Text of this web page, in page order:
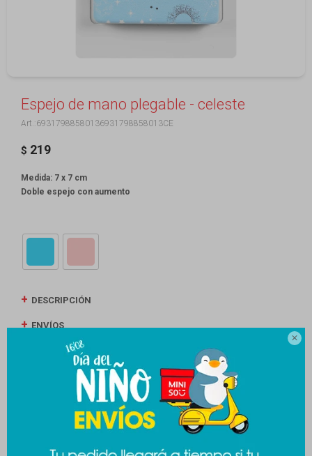

Espejo de mano plegable - celeste
69317988580136931798858013CE
$ 219
Medida: 7 x 7 cm
Doble espejo con aumento
DESCRIPCIÓN
ENVÍOS
CAMBIOS Y DEVOLUCIONES
MEDIOS DE PAGO